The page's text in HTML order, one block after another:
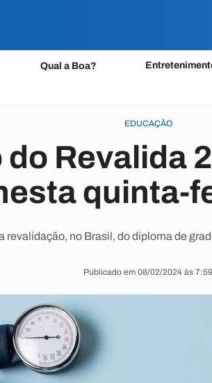
Qual a Boa?
EDUCAÇÃO
Revalida
quinta-
revalidação, no Brasil, do diploma de
Publicado em 08/02/2024 às 7:59